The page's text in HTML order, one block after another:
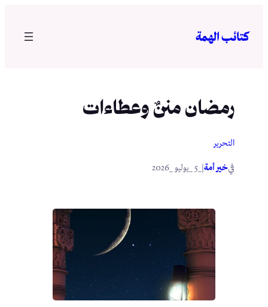
المحتوى
كتائب الهمة
رمضان مننٌ وعطاءات
التحرير
فيخير أمة